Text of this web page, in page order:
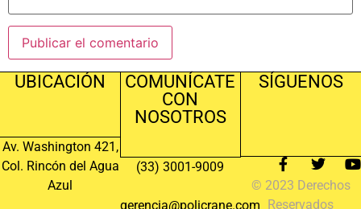
UBICACIÓN
Av. Washington 421,
Col. Rincón del Agua
Azul
COMUNÍCATE
CON
NOSOTROS
(33) 3001-9009
gerencia@policrane.com
SÍGUENOS
© 2023 Derechos
Reservados